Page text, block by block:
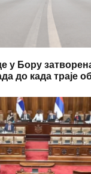
у Бору
до када траје